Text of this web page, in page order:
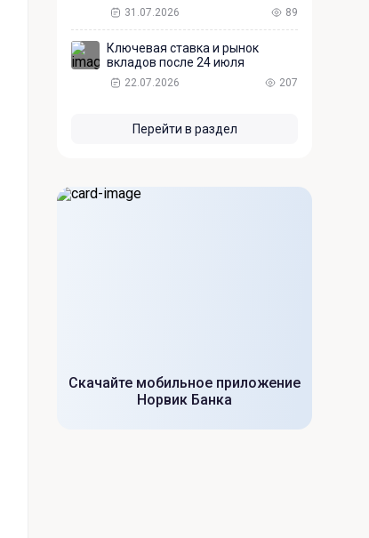
31.07.2026 89
Ключевая ставка и рынок
вкладов после 24 июля
22.07.2026 207
Перейти в раздел
Скачайте мобильное приложение
Норвик Банка